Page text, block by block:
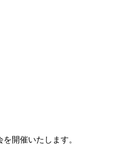
開催いたします。